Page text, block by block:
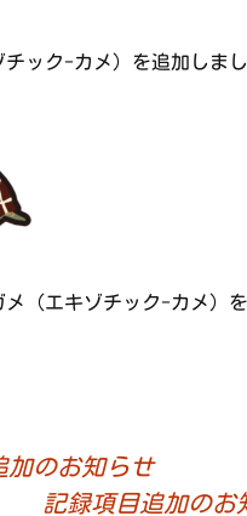
ック-カメ）を追加しまし
メ（エキゾチック-カメ）
のお知らせ
記録項目追加のお